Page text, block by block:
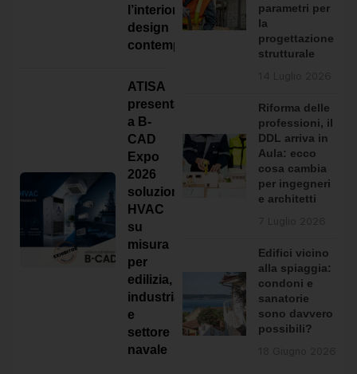
Mutui ipotecari 2025: cresce il capitale
erogato, calano i tassi. Il mercato torna a
Il mercato dei mutui ipotecari torna a mostrare
l’interior
design
contemporaneo
ATISA
presenta
a B-
CAD
Expo
2026
soluzioni
HVAC
su
misura
per
edilizia,
industria
e
settore
navale
parametri per
la
progettazione
strutturale
Riforma delle
professioni, il
DDL arriva in
Aula: ecco
cosa cambia
per ingegneri
e architetti
Edifici vicino
alla spiaggia:
condoni e
sanatorie
sono davvero
possibili?